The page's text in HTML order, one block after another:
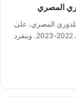
المصري
المصري، على
معلق مباراة الاتحاد والداخلية في الدوري المصري 2022-2023. وينفرد